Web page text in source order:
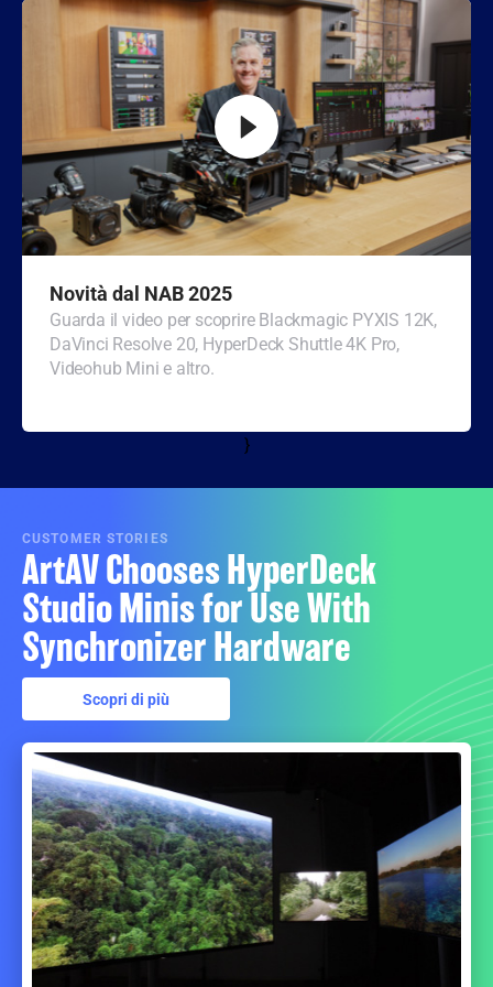
Turkey
UAE
Ukraine
United Kingdom
United States
Novità dal NAB 2025
Guarda il video per scoprire Blackmagic PYXIS 12K,
DaVinci Resolve 20, HyperDeck Shuttle 4K Pro,
Videohub Mini e altro.
}
CUSTOMER STORIES
ArtAV Chooses HyperDeck
Studio Minis for Use With
Synchronizer Hardware
Scopri di più